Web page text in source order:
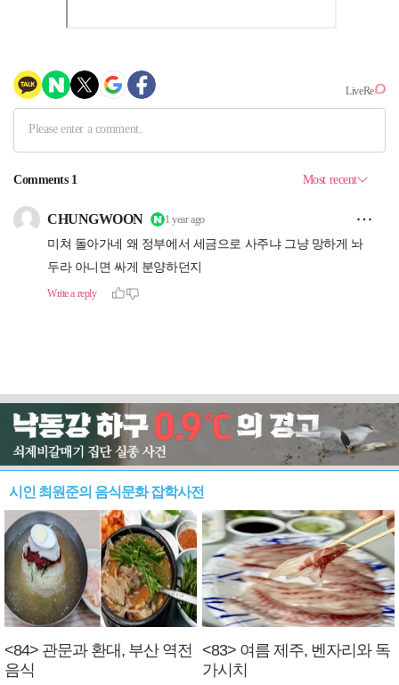
시인 최원준의 음식문화 잡학사전
<84> 관문과 환대, 부산 역전
음식
<83> 여름 제주, 벤자리와 독
가시치